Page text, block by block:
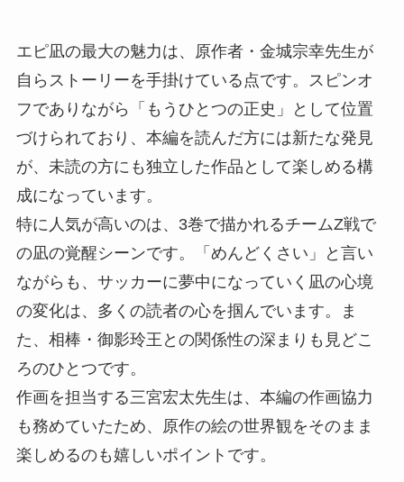
エピ凪の最大の魅力は、原作者・金城宗幸先生が
自らストーリーを手掛けている点です。スピンオ
フでありながら「もうひとつの正史」として位置
づけられており、本編を読んだ方には新たな発見
が、未読の方にも独立した作品として楽しめる構
成になっています。
特に人気が高いのは、3巻で描かれるチームZ戦で
の凪の覚醒シーンです。「めんどくさい」と言い
ながらも、サッカーに夢中になっていく凪の心境
の変化は、多くの読者の心を掴んでいます。ま
た、相棒・御影玲王との関係性の深まりも見どこ
ろのひとつです。
作画を担当する三宮宏太先生は、本編の作画協力
も務めていたため、原作の絵の世界観をそのまま
楽しめるのも嬉しいポイントです。